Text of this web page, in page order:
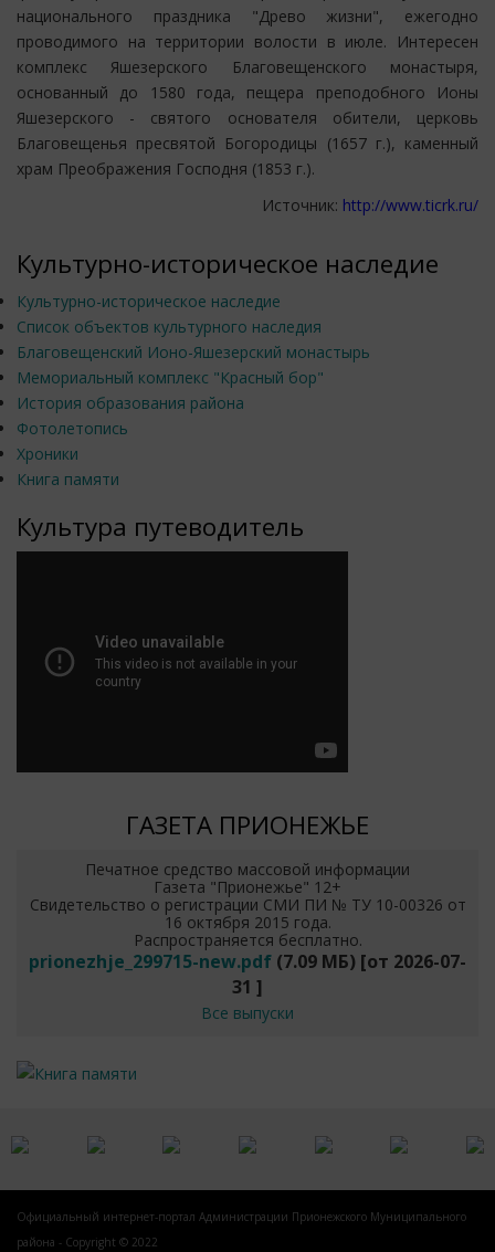
национального праздника "Древо жизни", ежегодно
проводимого на территории волости в июле. Интересен
комплекс Яшезерского Благовещенского монастыря,
основанный до 1580 года, пещера преподобного Ионы
Яшезерского - святого основателя обители, церковь
Благовещенья пресвятой Богородицы (1657 г.), каменный
храм Преображения Господня (1853 г.).
Источник: http://www.ticrk.ru/
Культурно-историческое наследие
Культурно-историческое наследие
Список объектов культурного наследия
Благовещенский Ионо-Яшезерский монастырь
Мемориальный комплекс "Красный бор"
История образования района
Фотолетопись
Хроники
Книга памяти
Культура путеводитель
ГАЗЕТА ПРИОНЕЖЬЕ
Печатное средство массовой информации
Газета "Прионежье" 12+
Свидетельство о регистрации СМИ ПИ № ТУ 10-00326 от
16 октября 2015 года.
Распространяется бесплатно.
prionezhje_299715-new.pdf (7.09 МБ) [от 2026-07-
31 ]
Все выпуски
Официальный интернет-портал Администрации Прионежского Муниципального
района - Copyright © 2022